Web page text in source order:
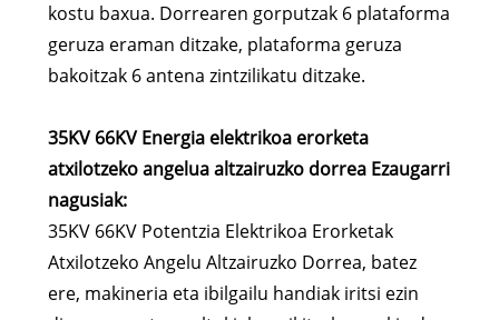
kostu baxua. Dorrearen gorputzak 6 plataforma
geruza eraman ditzake, plataforma geruza
bakoitzak 6 antena zintzilikatu ditzake.
35KV 66KV Energia elektrikoa erorketa
atxilotzeko angelua altzairuzko dorrea Ezaugarri
nagusiak:
35KV 66KV Potentzia Elektrikoa Erorketak
Atxilotzeko Angelu Altzairuzko Dorrea, batez
ere, makineria eta ibilgailu handiak iritsi ezin